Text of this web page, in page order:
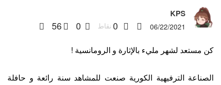
KPS
06/22/2021
0 نقاط 0
56
كن مستعد لشهر مليء بالإثارة و الرومانسية !
الصناعة الترفيهية الكورية صنعت للمشاهد سنة رائعة و حافلة